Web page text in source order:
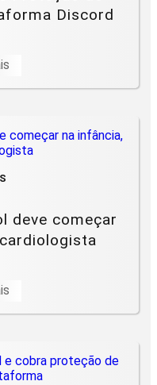
Discord
deve começar